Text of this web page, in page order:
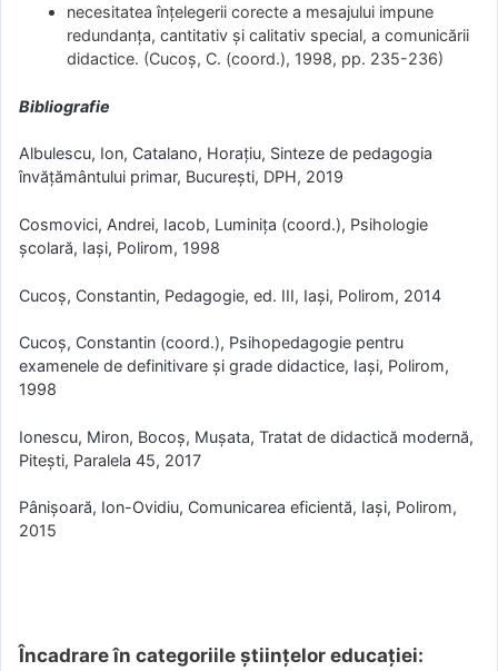
necesitatea înţelegerii corecte a mesajului impune
redundanţa, cantitativ şi calitativ special, a comunicării
didactice. (Cucoş, C. (coord.), 1998, pp. 235-236)
Bibliografie
Albulescu, Ion, Catalano, Horațiu, Sinteze de pedagogia
învățământului primar, București, DPH, 2019
Cosmovici, Andrei, Iacob, Luminiţa (coord.), Psihologie
şcolară, Iaşi, Polirom, 1998
Cucoş, Constantin, Pedagogie, ed. III, Iaşi, Polirom, 2014
Cucoş, Constantin (coord.), Psihopedagogie pentru
examenele de definitivare şi grade didactice, Iaşi, Polirom,
1998
Ionescu, Miron, Bocoş, Muşata, Tratat de didactică modernă,
Piteşti, Paralela 45, 2017
Pânişoară, Ion-Ovidiu, Comunicarea eficientă, Iaşi, Polirom,
2015
Încadrare în categoriile științelor educației: